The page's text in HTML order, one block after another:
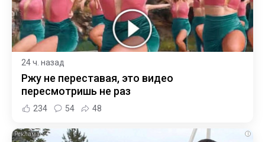
24 ч. назад
Ржу не переставая, это видео
пересмотришь не раз
234 54 48
i